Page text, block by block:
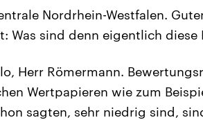
Nordrhein-Westfalen.
Was sind denn eigentlich diese
Herr Römermann.
Wertpapieren wie zum
sagten, sehr niedrig sind,